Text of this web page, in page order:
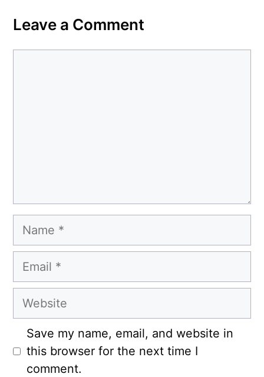
Leave a Comment
Name
Email
Website
Save my name, email, and website in
this browser for the next time I
comment.